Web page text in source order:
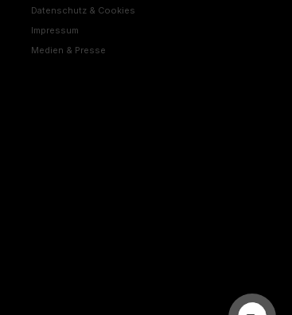
Datenschutz & Cookies
Impressum
Medien & Presse